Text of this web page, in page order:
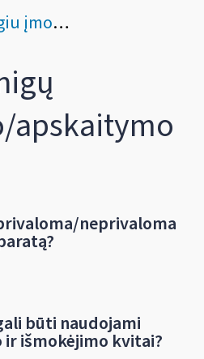
įmonę
neprivaloma
būti naudojami
išmokėjimo kvitai?